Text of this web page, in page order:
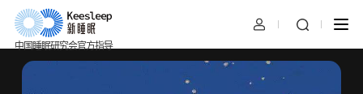
中国睡眠研究会官方指导